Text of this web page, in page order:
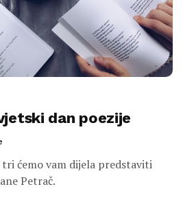
dan poezije
ćemo vam dijela predstaviti
Petrač.